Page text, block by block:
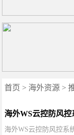
首页 > 海外资源 >
海外WS云控防风控
海外WS云控防风控系